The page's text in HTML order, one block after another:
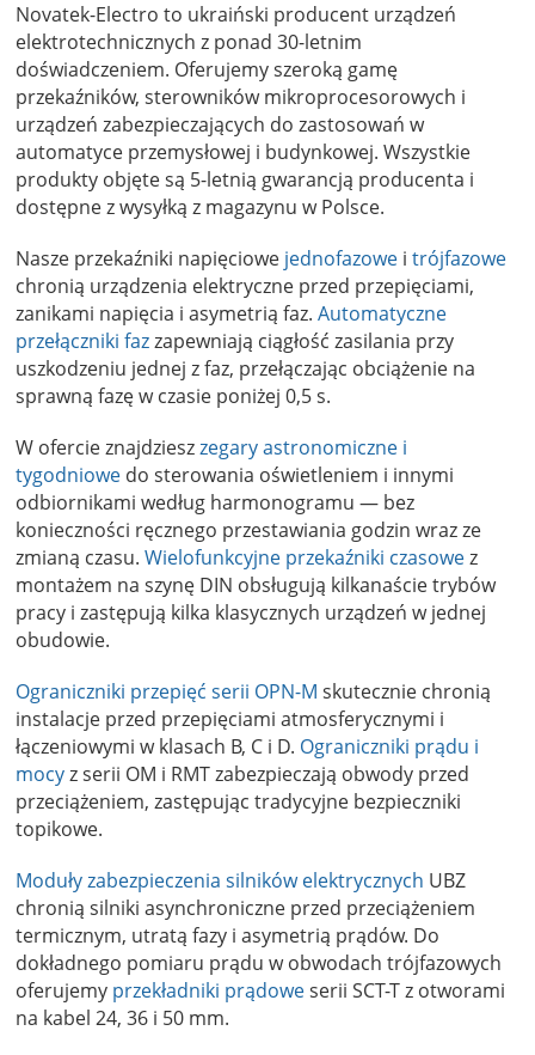
Novatek-Electro to ukraiński producent urządzeń
elektrotechnicznych z ponad 30-letnim
doświadczeniem. Oferujemy szeroką gamę
przekaźników, sterowników mikroprocesorowych i
urządzeń zabezpieczających do zastosowań w
automatyce przemysłowej i budynkowej. Wszystkie
produkty objęte są 5-letnią gwarancją producenta i
dostępne z wysyłką z magazynu w Polsce.
Nasze przekaźniki napięciowe jednofazowe i trójfazowe
chronią urządzenia elektryczne przed przepięciami,
zanikami napięcia i asymetrią faz. Automatyczne
przełączniki fazzapewniają ciągłość zasilania przy
uszkodzeniu jednej z faz, przełączając obciążenie na
sprawną fazę w czasie poniżej 0,5 s.
W ofercie znajdzieszzegary astronomiczne i
tygodniowe do sterowania oświetleniem i innymi
odbiornikami według harmonogramu — bez
konieczności ręcznego przestawiania godzin wraz ze
zmianą czasu. Wielofunkcyjne przekaźniki czasowez
montażem na szynę DIN obsługują kilkanaście trybów
pracy i zastępują kilka klasycznych urządzeń w jednej
obudowie.
Ograniczniki przepięć serii OPN-M skutecznie chronią
instalacje przed przepięciami atmosferycznymi i
łączeniowymi w klasach B, C i D. Ograniczniki prądu i
mocyz serii OM i RMT zabezpieczają obwody przed
przeciążeniem, zastępując tradycyjne bezpieczniki
topikowe.
Moduły zabezpieczenia silników elektrycznych UBZ
chronią silniki asynchroniczne przed przeciążeniem
termicznym, utratą fazy i asymetrią prądów. Do
dokładnego pomiaru prądu w obwodach trójfazowych
oferujemy przekładniki prądoweserii SCT-T z otworami
na kabel 24, 36 i 50 mm.